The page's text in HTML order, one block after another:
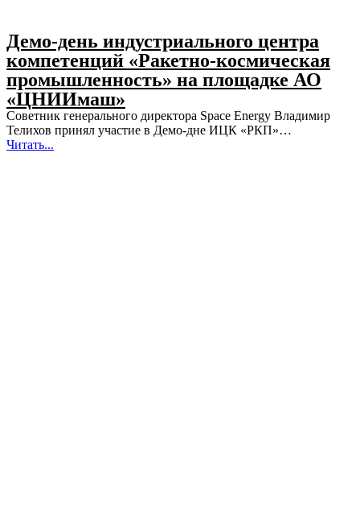
Демо-день индустриального центра
компетенций «Ракетно-космическая
промышленность» на площадке АО
«ЦНИИмаш»
Советник генерального директора Space Energy Владимир
Телихов принял участие в Демо-дне ИЦК «РКП»…
Читать...